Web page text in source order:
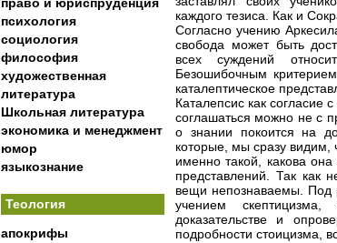
психология
социология
философия
художественная
литература
Школьная литература
экономика и менеджмент
юмор
языкознание
Теология
апокрифы
каждого тезиса. Как и
Согласно учению
свобода может быть
всех суждений
Безошибочным
каталептическое
Каталепсис как согласие
соглашаться можно не с
о знании покоится на
которые, мы сразу видим,
именно такой, какова
представлений. Так как
вещи непознаваемы. Под
учением
доказательстве и
подробности стоицизма,